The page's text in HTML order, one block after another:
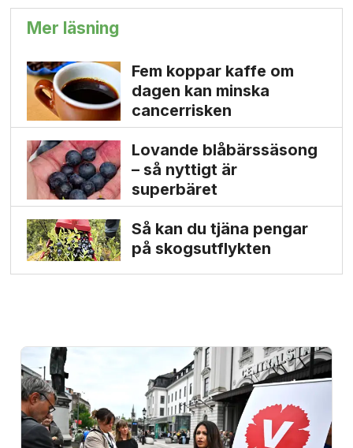
Mer läsning
Fem koppar kaffe om
dagen kan minska
cancer­risken
Lovande blåbärssäsong
– så nyttigt är
superbäret
Så kan du tjäna pengar
på skogs­utflykten